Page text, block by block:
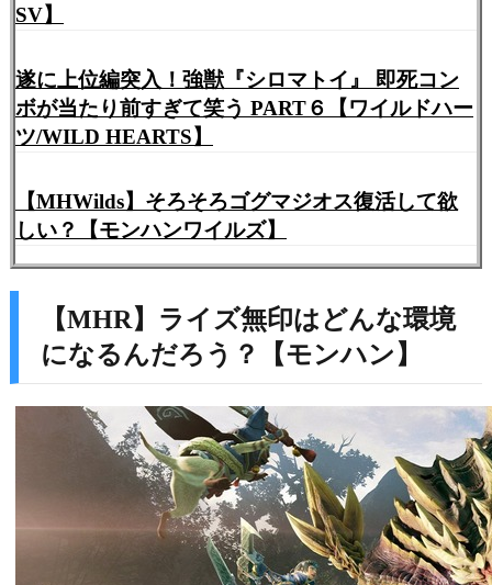
SV】
遂に上位編突入！強獣『シロマトイ』 即死コン
ボが当たり前すぎて笑う PART６【ワイルドハー
ツ/WILD HEARTS】
【MHWilds】そろそろゴグマジオス復活して欲
しい？【モンハンワイルズ】
【MHR】ライズ無印はどんな環境
になるんだろう？【モンハン】